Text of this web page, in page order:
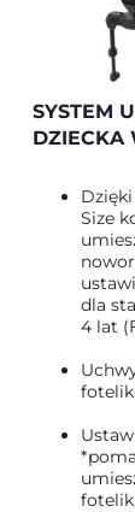
SYSTEM
DZIECKA
Size
dla
4 lat